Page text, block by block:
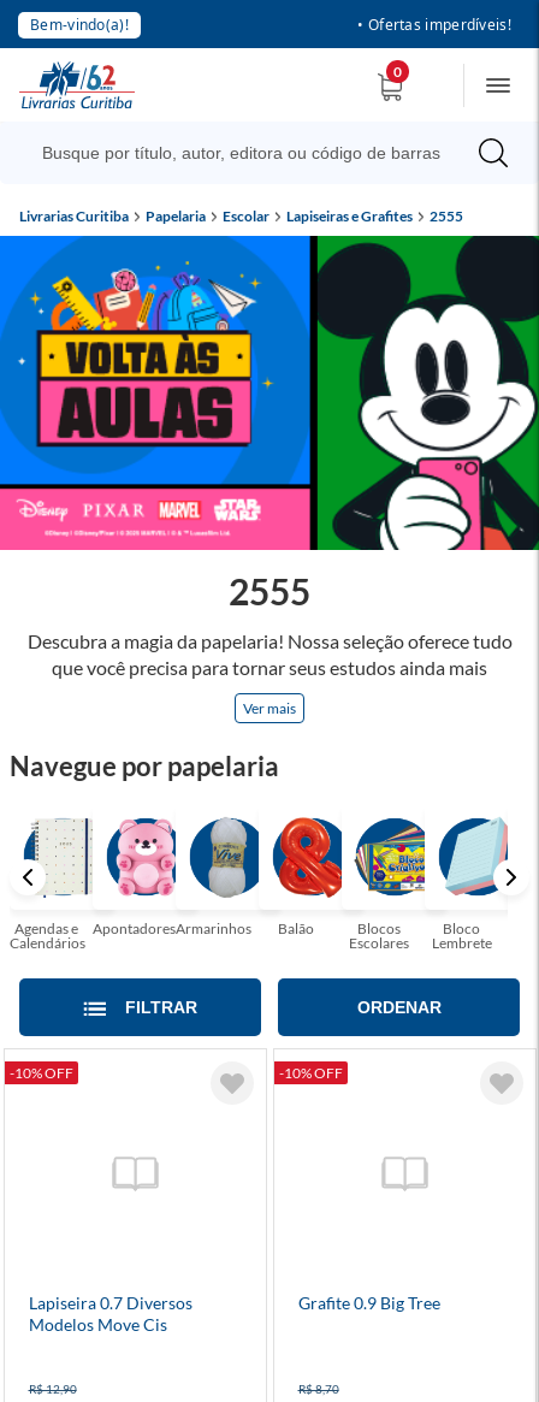
Bem-vindo(a)! • Ofertas imperdíveis!
0
Livrarias Curitiba Papelaria Escolar Lapiseiras e Grafites 2555
Descubra a magia da papelaria! Nossa seleção oferece tudo
que você precisa para tornar seus estudos ainda mais
inspiradores e produtos que tornarão sua rotina profissional
mais eficiente e agradável. Abrace a arte de escrever,
cores, ideias e possibilidades. Tenha certeza, temos a
encantadora! Seja para estudantes em busca do material
perfeito para suas aulas, profissionais que buscam organizar
seus escritórios, temos tudo que você precisa!
Ver mais
2555
Navegue por papelaria
Agendas e
Calendários
ApontadoresArmarinhos Balão
Blocos
Escolares
Bloco
Lembrete
FILTRAR ORDENAR
-10% OFF
Lapiseira 0.7 Diversos
Modelos Move Cis
R$ 12,90
-10% OFF
Grafite 0.9 Big Tree
R$ 8,70